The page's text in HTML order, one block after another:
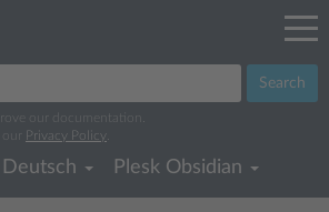
Search
our documentation.
Privacy Policy
Plesk Obsidian